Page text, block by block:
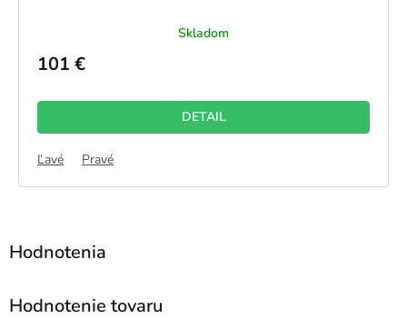
Skladom
101 €
DETAIL
Ľavé Pravé
Hodnotenie tovaru